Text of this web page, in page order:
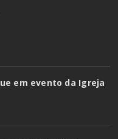
em evento da Igreja